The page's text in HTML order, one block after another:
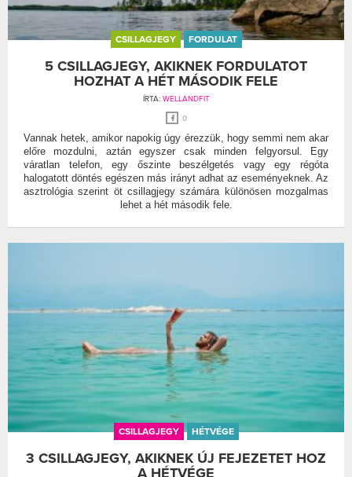
CSILLAGJEGY FORDULAT
5 CSILLAGJEGY, AKIKNEK FORDULATOT
HOZHAT A HÉT MÁSODIK FELE
ÍRTA: WELLANDFIT
0
Vannak hetek, amikor napokig úgy érezzük, hogy semmi nem akar
előre mozdulni, aztán egyszer csak minden felgyorsul. Egy
váratlan telefon, egy őszinte beszélgetés vagy egy régóta
halogatott döntés egészen más irányt adhat az eseményeknek. Az
asztrológia szerint öt csillagjegy számára különösen mozgalmas
lehet a hét második fele.
CSILLAGJEGY HÉTVÉGE
3 CSILLAGJEGY, AKIKNEK ÚJ FEJEZETET HOZ
A HÉTVÉGE